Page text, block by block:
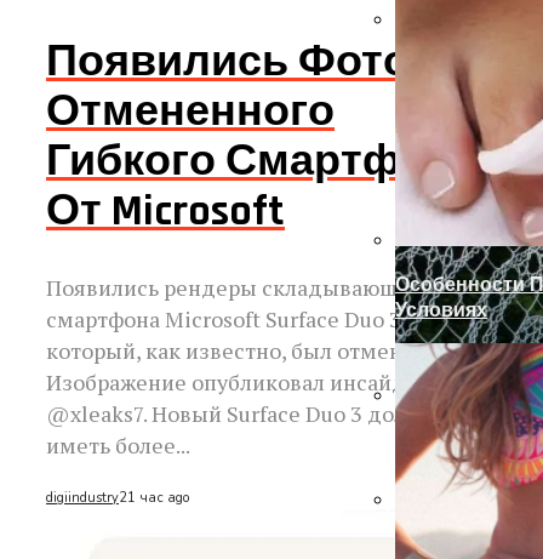
Запоры На
Готовим
Украшение
Особенности
Условиях
Появились Фото
Отмененного
Гибкого Смартфона
От Microsoft
Появились рендеры складывающегося
смартфона Microsoft Surface Duo 3,
который, как известно, был отменен.
Изображение опубликовал инсайдер
@xleaks7. Новый Surface Duo 3 должен
иметь более...
digiindustry21 час ago